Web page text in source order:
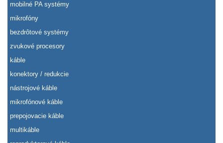
mobilné PA systémy
mikrofóny
bezdrôtové systémy
zvukové procesory
káble
konektory / redukcie
nástrojové káble
mikrofónové káble
prepojovacie káble
multikáble